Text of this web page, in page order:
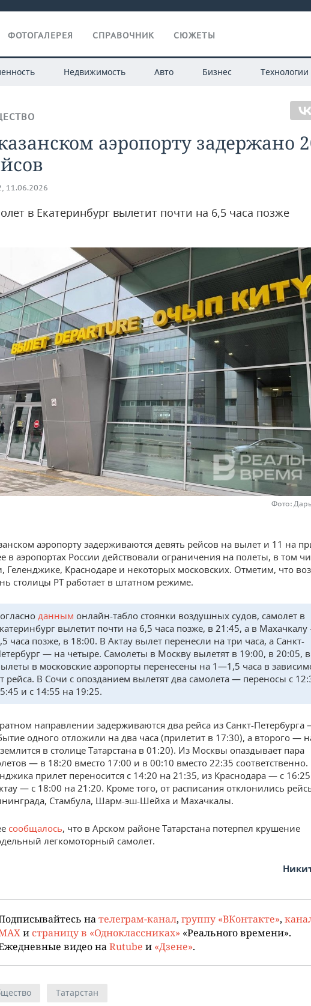
ФОТОГАЛЕРЕЯ СПРАВОЧНИК СЮЖЕТЫ
Недвижимость Авто Бизнес Технологии
аэропорту задержано
11.06.2026
в Екатеринбург вылетит почти на 6,5 часа позже
Фото:
аэропорту задерживаются девять рейсов на вылет и 11 на
в аэропортах России действовали ограничения на полеты, в том
Геленджике, Краснодаре и некоторых московских. Отметим, что
столицы РТ работает в штатном режиме.
данным онлайн-табло стоянки воздушных судов, самолет в
вылетит почти на 6,5 часа позже, в 21:45, а в
часа позже, в 18:00. В Актау вылет перенесли на три часа, а Санкт-
— на четыре. Самолеты в Москву вылетят в 19:00, в 20:05,
в московские аэропорты перенесены на 1—1,5 часа в
рейса. В Сочи с опозданием вылетят два самолета — переносы с
и с 14:55 на 19:25.
направлении задерживаются два рейса из Санкт-Петербурга
одного отложили на два часа (прилетит в 17:30), а второго —
в столице Татарстана в 01:20). Из Москвы опаздывает пара
— в 18:20 вместо 17:00 и в 00:10 вместо 22:35 соответственно.
прилет переносится с 14:20 на 21:35, из Краснодара — с
— с 18:00 на 21:20. Кроме того, от расписания отклонились
Стамбула, Шарм-эш-Шейха и Махачкалы.
сообщалось, что в Арском районе Татарстана потерпел крушение
легкомоторный самолет.
на телеграм-канал, группу «ВКонтакте»,
и страницу в «Одноклассниках» «Реального времени».
видео на Rutube и «Дзене».
Татарстан